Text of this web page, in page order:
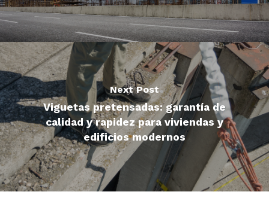
Next Post
Viguetas pretensadas: garantía de
calidad y rapidez para viviendas y
edificios modernos